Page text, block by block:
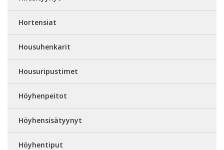
Hortensiat
Housuhenkarit
Housuripustimet
Höyhenpeitot
Höyhensisätyynyt
Höyhentiput